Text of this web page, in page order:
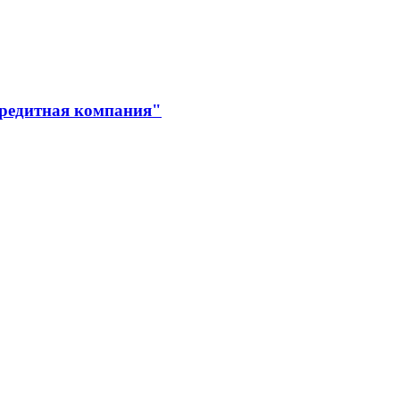
компания"